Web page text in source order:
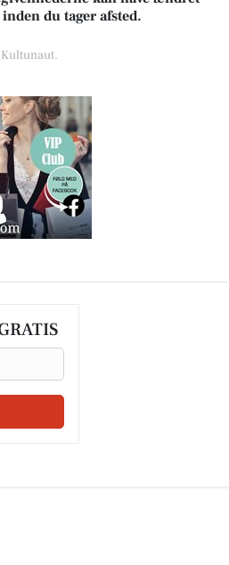
du tager afsted.